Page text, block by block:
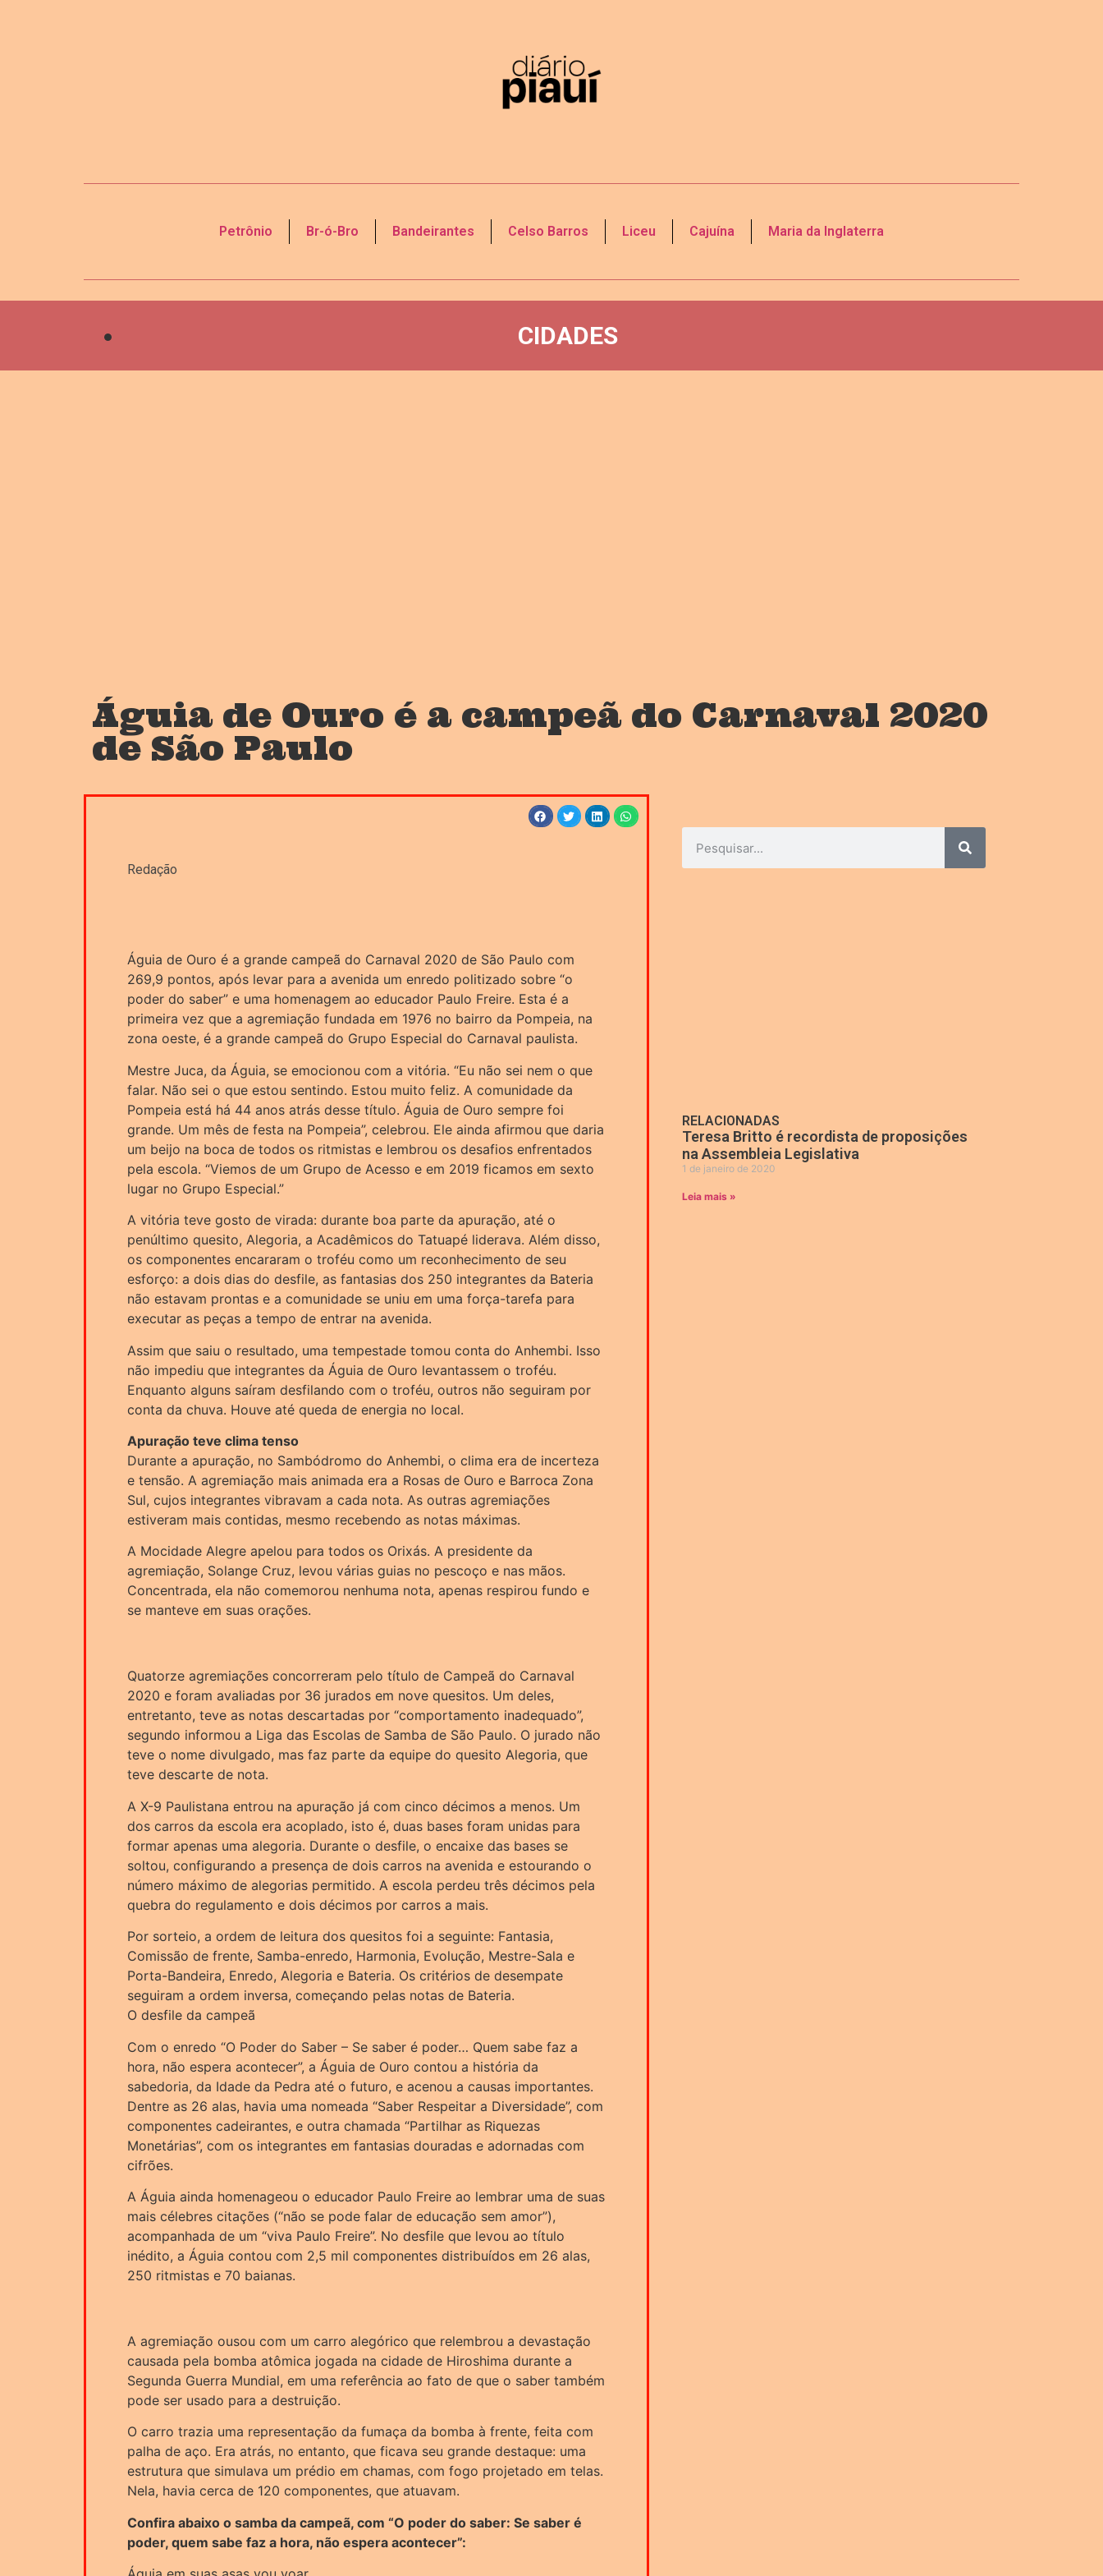
Petrônio Br-ó-Bro Bandeirantes Celso Barros Liceu Cajuína Maria da Inglaterra
CIDADES
Águia de Ouro é a campeã do Carnaval 2020
de São Paulo
Redação
Águia de Ouro é a grande campeã do Carnaval 2020 de São Paulo com
269,9 pontos, após levar para a avenida um enredo politizado sobre “o
poder do saber” e uma homenagem ao educador Paulo Freire. Esta é a
primeira vez que a agremiação fundada em 1976 no bairro da Pompeia, na
zona oeste, é a grande campeã do Grupo Especial do Carnaval paulista.
Mestre Juca, da Águia, se emocionou com a vitória. “Eu não sei nem o que
falar. Não sei o que estou sentindo. Estou muito feliz. A comunidade da
Pompeia está há 44 anos atrás desse título. Águia de Ouro sempre foi
grande. Um mês de festa na Pompeia”, celebrou. Ele ainda afirmou que daria
um beijo na boca de todos os ritmistas e lembrou os desafios enfrentados
pela escola. “Viemos de um Grupo de Acesso e em 2019 ficamos em sexto
lugar no Grupo Especial.”
A vitória teve gosto de virada: durante boa parte da apuração, até o
penúltimo quesito, Alegoria, a Acadêmicos do Tatuapé liderava. Além disso,
os componentes encararam o troféu como um reconhecimento de seu
esforço: a dois dias do desfile, as fantasias dos 250 integrantes da Bateria
não estavam prontas e a comunidade se uniu em uma força-tarefa para
executar as peças a tempo de entrar na avenida.
Assim que saiu o resultado, uma tempestade tomou conta do Anhembi. Isso
não impediu que integrantes da Águia de Ouro levantassem o troféu.
Enquanto alguns saíram desfilando com o troféu, outros não seguiram por
conta da chuva. Houve até queda de energia no local.
Apuração teve clima tenso
Durante a apuração, no Sambódromo do Anhembi, o clima era de incerteza
e tensão. A agremiação mais animada era a Rosas de Ouro e Barroca Zona
Sul, cujos integrantes vibravam a cada nota. As outras agremiações
estiveram mais contidas, mesmo recebendo as notas máximas.
A Mocidade Alegre apelou para todos os Orixás. A presidente da
agremiação, Solange Cruz, levou várias guias no pescoço e nas mãos.
Concentrada, ela não comemorou nenhuma nota, apenas respirou fundo e
se manteve em suas orações.
Quatorze agremiações concorreram pelo título de Campeã do Carnaval
2020 e foram avaliadas por 36 jurados em nove quesitos. Um deles,
entretanto, teve as notas descartadas por “comportamento inadequado”,
segundo informou a Liga das Escolas de Samba de São Paulo. O jurado não
teve o nome divulgado, mas faz parte da equipe do quesito Alegoria, que
teve descarte de nota.
A X-9 Paulistana entrou na apuração já com cinco décimos a menos. Um
dos carros da escola era acoplado, isto é, duas bases foram unidas para
formar apenas uma alegoria. Durante o desfile, o encaixe das bases se
soltou, configurando a presença de dois carros na avenida e estourando o
número máximo de alegorias permitido. A escola perdeu três décimos pela
quebra do regulamento e dois décimos por carros a mais.
Por sorteio, a ordem de leitura dos quesitos foi a seguinte: Fantasia,
Comissão de frente, Samba-enredo, Harmonia, Evolução, Mestre-Sala e
Porta-Bandeira, Enredo, Alegoria e Bateria. Os critérios de desempate
seguiram a ordem inversa, começando pelas notas de Bateria.
O desfile da campeã
Com o enredo “O Poder do Saber – Se saber é poder… Quem sabe faz a
hora, não espera acontecer”, a Águia de Ouro contou a história da
sabedoria, da Idade da Pedra até o futuro, e acenou a causas importantes.
Dentre as 26 alas, havia uma nomeada “Saber Respeitar a Diversidade”, com
componentes cadeirantes, e outra chamada “Partilhar as Riquezas
Monetárias”, com os integrantes em fantasias douradas e adornadas com
cifrões.
A Águia ainda homenageou o educador Paulo Freire ao lembrar uma de suas
mais célebres citações (“não se pode falar de educação sem amor”),
acompanhada de um “viva Paulo Freire”. No desfile que levou ao título
inédito, a Águia contou com 2,5 mil componentes distribuídos em 26 alas,
250 ritmistas e 70 baianas.
A agremiação ousou com um carro alegórico que relembrou a devastação
causada pela bomba atômica jogada na cidade de Hiroshima durante a
Segunda Guerra Mundial, em uma referência ao fato de que o saber também
pode ser usado para a destruição.
O carro trazia uma representação da fumaça da bomba à frente, feita com
palha de aço. Era atrás, no entanto, que ficava seu grande destaque: uma
estrutura que simulava um prédio em chamas, com fogo projetado em telas.
Nela, havia cerca de 120 componentes, que atuavam.
Confira abaixo o samba da campeã, com “O poder do saber: Se saber é
poder, quem sabe faz a hora, não espera acontecer”:
RELACIONADAS
Teresa Britto é recordista de proposições
na Assembleia Legislativa
1 de janeiro de 2020
Leia mais »